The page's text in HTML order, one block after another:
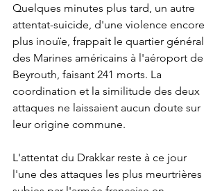
Quelques minutes plus tard, un autre
attentat-suicide, d'une violence encore
plus inouïe, frappait le quartier général
des Marines américains à l'aéroport de
Beyrouth, faisant 241 morts. La
coordination et la similitude des deux
attaques ne laissaient aucun doute sur
leur origine commune.
L'attentat du Drakkar reste à ce jour
l'une des attaques les plus meurtrières